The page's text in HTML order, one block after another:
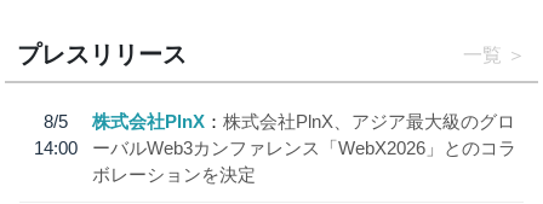
プレスリリース 一覧
8/5
14:00
株式会社PlnX
株式会社PlnX、アジア最大級のグロ
ーバルWeb3カンファレンス「WebX2026」とのコラ
ボレーションを決定